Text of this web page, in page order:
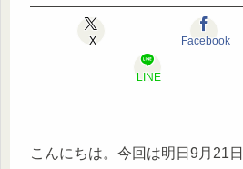
X Facebook
LINE
こんにちは。今回は明日9月21